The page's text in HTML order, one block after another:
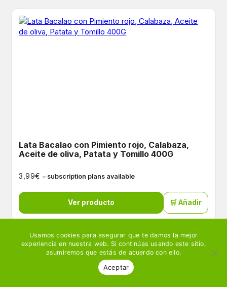
Lata Bacalao con Pimiento rojo, Calabaza,
Aceite de oliva, Patata y Tomillo 400G
3,99€ – subscription plans available
Ver producto 🛒 Añadir
Usamos cookies para asegurar que te damos la mejor
experiencia en nuestra web. Si continúas usando este sitio,
asumiremos que estás de acuerdo con ello.
Aceptar